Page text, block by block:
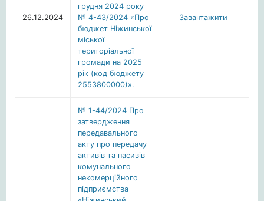
26.12.2024
грудня 2024 року
№ 4-43/2024 «Про
бюджет Ніжинської
міської
територіальної
громади на 2025
рік (код бюджету
2553800000)».
Завантажити
№ 1-44/2024 Про
затвердження
передавального
акту про передачу
активів та пасивів
комунального
некомерційного
підприємства